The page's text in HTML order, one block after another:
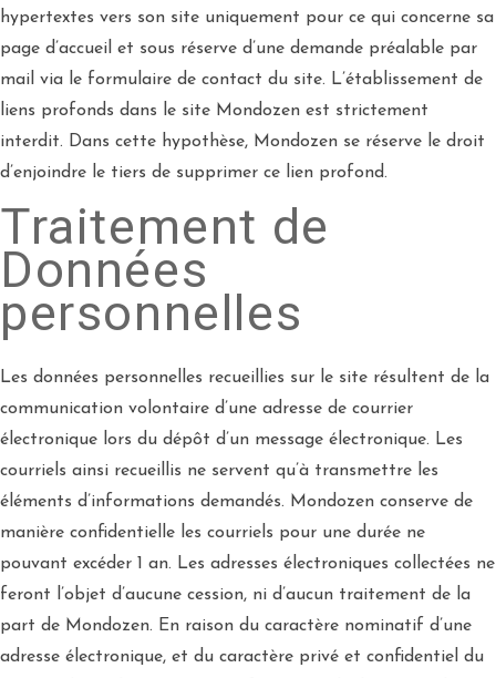
hypertextes vers son site uniquement pour ce qui concerne sa
page d’accueil et sous réserve d’une demande préalable par
mail via le formulaire de contact du site. L’établissement de
liens profonds dans le site Mondozen est strictement
interdit. Dans cette hypothèse, Mondozen se réserve le droit
d’enjoindre le tiers de supprimer ce lien profond.
Traitement de
Données
personnelles
Les données personnelles recueillies sur le site résultent de la
communication volontaire d’une adresse de courrier
électronique lors du dépôt d’un message électronique. Les
courriels ainsi recueillis ne servent qu’à transmettre les
éléments d’informations demandés. Mondozen conserve de
manière confidentielle les courriels pour une durée ne
pouvant excéder 1 an. Les adresses électroniques collectées ne
feront l’objet d’aucune cession, ni d’aucun traitement de la
part de Mondozen. En raison du caractère nominatif d’une
adresse électronique, et du caractère privé et confidentiel du